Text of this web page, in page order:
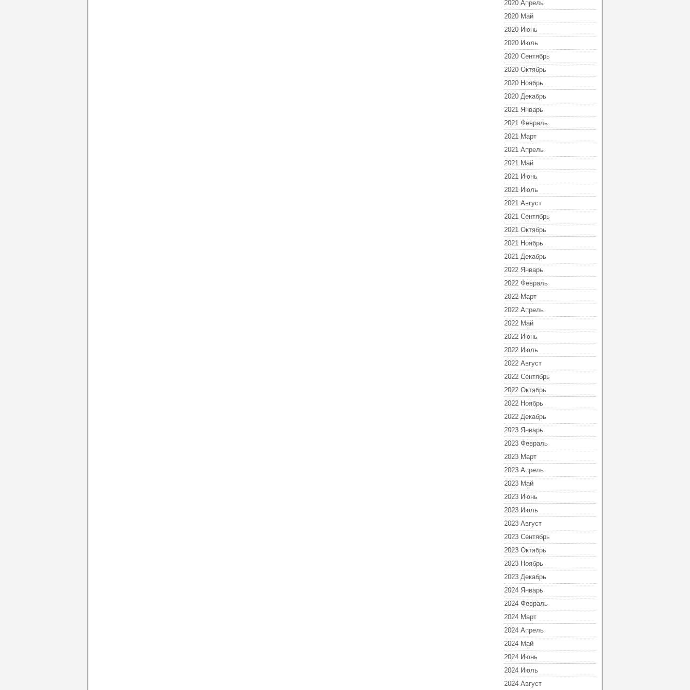
2020 Апрель
2020 Май
2020 Июнь
2020 Июль
2020 Сентябрь
2020 Октябрь
2020 Ноябрь
2020 Декабрь
2021 Январь
2021 Февраль
2021 Март
2021 Апрель
2021 Май
2021 Июнь
2021 Июль
2021 Август
2021 Сентябрь
2021 Октябрь
2021 Ноябрь
2021 Декабрь
2022 Январь
2022 Февраль
2022 Март
2022 Апрель
2022 Май
2022 Июнь
2022 Июль
2022 Август
2022 Сентябрь
2022 Октябрь
2022 Ноябрь
2022 Декабрь
2023 Январь
2023 Февраль
2023 Март
2023 Апрель
2023 Май
2023 Июнь
2023 Июль
2023 Август
2023 Сентябрь
2023 Октябрь
2023 Ноябрь
2023 Декабрь
2024 Январь
2024 Февраль
2024 Март
2024 Апрель
2024 Май
2024 Июнь
2024 Июль
2024 Август